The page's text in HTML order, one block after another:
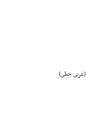
(عربى خطى)